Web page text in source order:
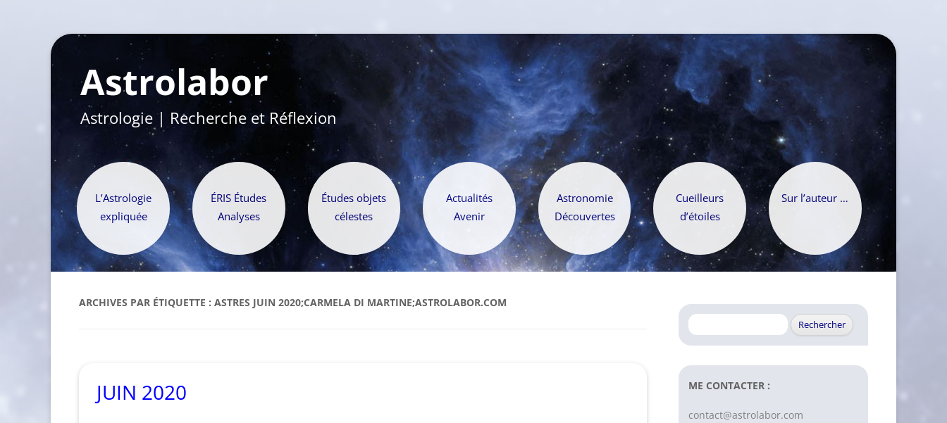
Astrolabor
Astrologie | Recherche et Réflexion
au
contenu
L’Astrologie
expliquée
ÉRIS Études
Analyses
Études objets
célestes
Actualités
Avenir
Astronomie
Découvertes
Cueilleurs
d’étoiles
Sur l’auteur …
ARCHIVES PAR ÉTIQUETTE : ASTRES JUIN 2020;CARMELA DI MARTINE;ASTROLABOR.COM
JUIN 2020
Rechercher :
ME CONTACTER :
contact@astrolabor.com